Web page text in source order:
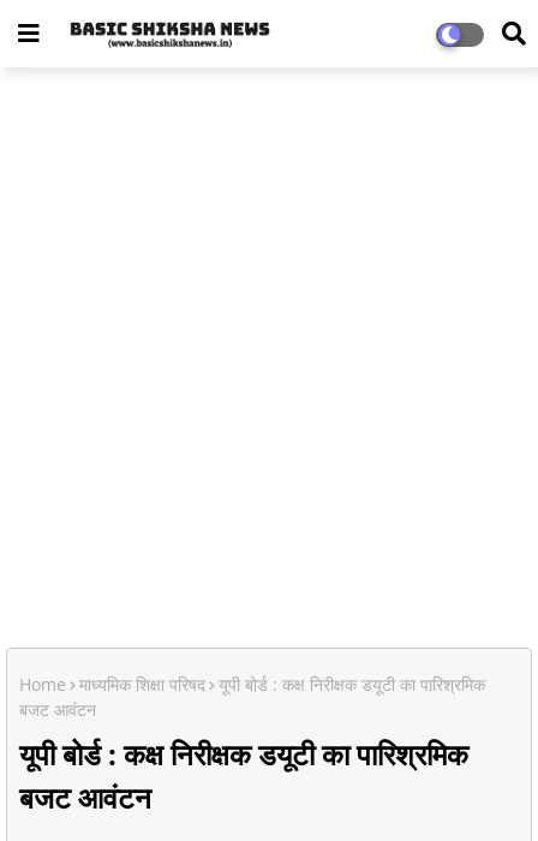
Home माध्यमिक शिक्षा परिषद यूपी बोर्ड : कक्ष निरीक्षक डयूटी का पारिश्रमिक
बजट आवंटन
यूपी बोर्ड : कक्ष निरीक्षक डयूटी का पारिश्रमिक
बजट आवंटन